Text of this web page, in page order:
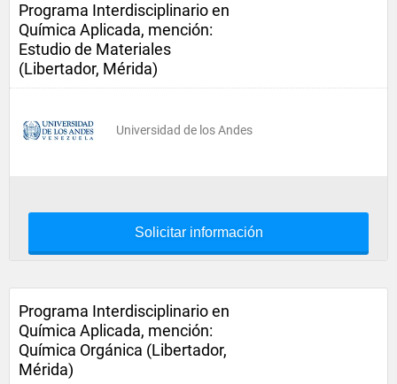
Programa Interdisciplinario en
Química Aplicada, mención:
Estudio de Materiales
(Libertador, Mérida)
Universidad de los Andes
Solicitar información
Programa Interdisciplinario en
Química Aplicada, mención:
Química Orgánica (Libertador,
Mérida)